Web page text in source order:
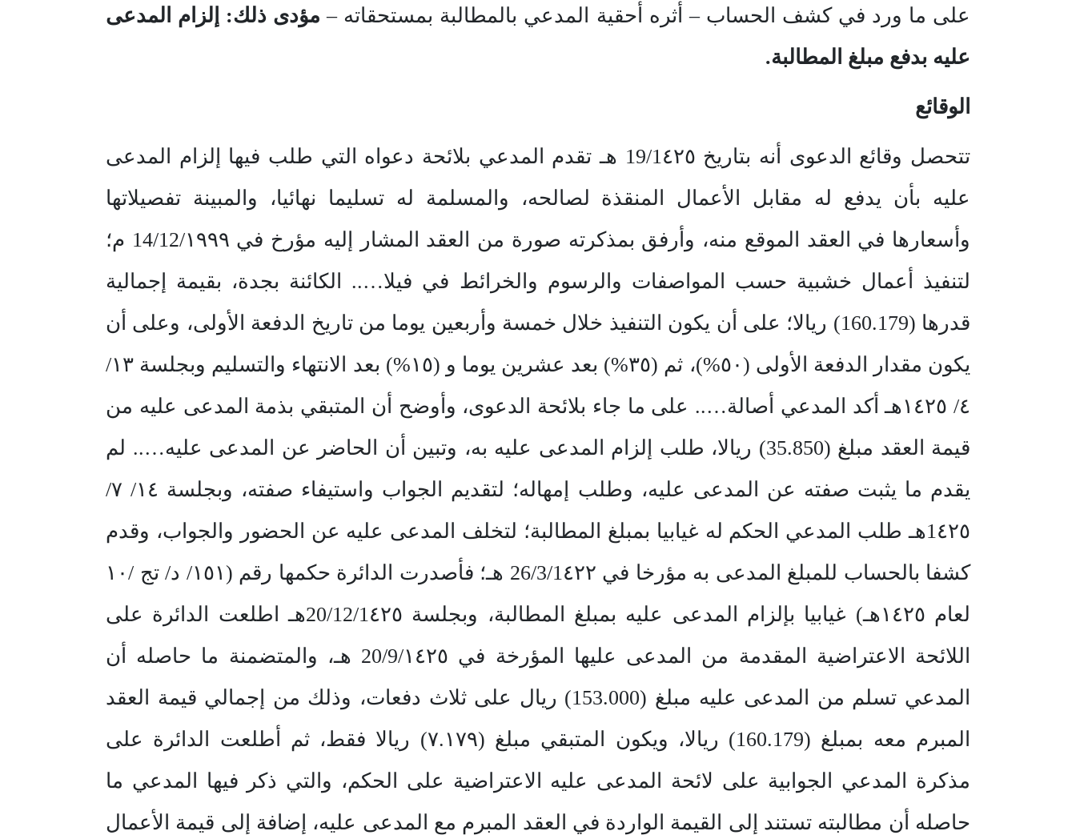
على ما ورد في كشف الحساب – أثره أحقية المدعي بالمطالبة بمستحقاته – مؤدى ذلك: إلزام المدعى
عليه بدفع مبلغ المطالبة.
الوقائع
تتحصل وقائع الدعوى أنه بتاريخ 19/1٤٢٥ هـ تقدم المدعي بلائحة دعواه التي طلب فيها إلزام المدعى
عليه بأن يدفع له مقابل الأعمال المنقذة لصالحه، والمسلمة له تسليما نهائيا، والمبينة تفصيلاتها
وأسعارها في العقد الموقع منه، وأرفق بمذكرته صورة من العقد المشار إليه مؤرخ في 14/12/١٩٩٩ م؛
لتنفيذ أعمال خشبية حسب المواصفات والرسوم والخرائط في فيلا….. الكائنة بجدة، بقيمة إجمالية
قدرها (160.179) ريالا؛ على أن يكون التنفيذ خلال خمسة وأربعين يوما من تاريخ الدفعة الأولى، وعلى أن
يكون مقدار الدفعة الأولى (٥٠%)، ثم (٣٥%) بعد عشرين يوما و (١٥%) بعد الانتهاء والتسليم وبجلسة ١٣/
٤/ ١٤٢٥هـ أكد المدعي أصالة….. على ما جاء بلائحة الدعوى، وأوضح أن المتبقي بذمة المدعى عليه من
قيمة العقد مبلغ (35.850) ريالا، طلب إلزام المدعى عليه به، وتبين أن الحاضر عن المدعى عليه….. لم
يقدم ما يثبت صفته عن المدعى عليه، وطلب إمهاله؛ لتقديم الجواب واستيفاء صفته، وبجلسة ١٤/ ٧/
1٤٢٥هـ طلب المدعي الحكم له غيابيا بمبلغ المطالبة؛ لتخلف المدعى عليه عن الحضور والجواب، وقدم
كشفا بالحساب للمبلغ المدعى به مؤرخا في 26/3/1٤٢٢ هـ؛ فأصدرت الدائرة حكمها رقم (١٥١/ د/ تج /١٠
لعام ١٤٢٥هـ) غيابيا بإلزام المدعى عليه بمبلغ المطالبة، وبجلسة 20/12/1٤٢٥هـ اطلعت الدائرة على
اللائحة الاعتراضية المقدمة من المدعى عليها المؤرخة في 20/9/١٤٢٥ هـ، والمتضمنة ما حاصله أن
المدعي تسلم من المدعى عليه مبلغ (153.000) ريال على ثلاث دفعات، وذلك من إجمالي قيمة العقد
المبرم معه بمبلغ (160.179) ريالا، ويكون المتبقي مبلغ (٧.١٧٩) ريالا فقط، ثم أطلعت الدائرة على
مذكرة المدعي الجوابية على لائحة المدعى عليه الاعتراضية على الحكم، والتي ذكر فيها المدعي ما
حاصله أن مطالبته تستند إلى القيمة الواردة في العقد المبرم مع المدعى عليه، إضافة إلى قيمة الأعمال